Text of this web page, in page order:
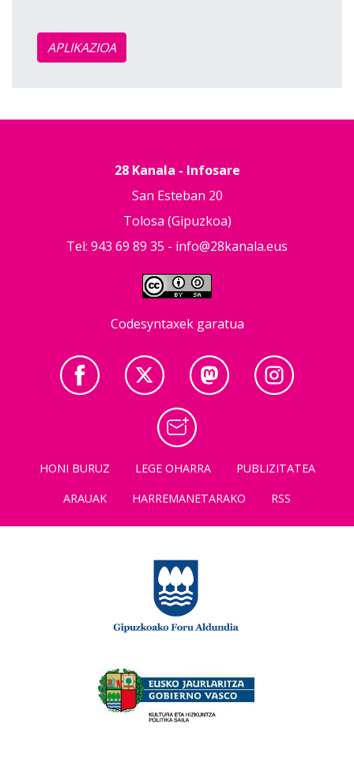
APLIKAZIOA
28 Kanala - Infosare
San Esteban 20
Tolosa (Gipuzkoa)
Tel: 943 69 89 35 - info@28kanala.eus
Codesyntaxek garatua
HONI BURUZ LEGE OHARRA
PUBLIZITATEA
ARAUAK
HARREMANETARAKO RSS